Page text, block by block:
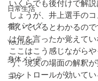
日常生活
ボクシング
YouTube
身体メンテ
ヨガ
いくらでも後付けで解
しょうが、井上選手の
聞いているとわかるの
は何を言ったか覚えて
ここはこう感じながら
う、現実の場面の解釈
コントロールが効いて